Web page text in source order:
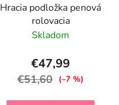
Hracia podložka penová
rolovacia
Skladom
€47,99
€51,60 (–7 %)